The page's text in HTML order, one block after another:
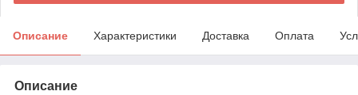
Описание Характеристики Доставка Оплата
Описание